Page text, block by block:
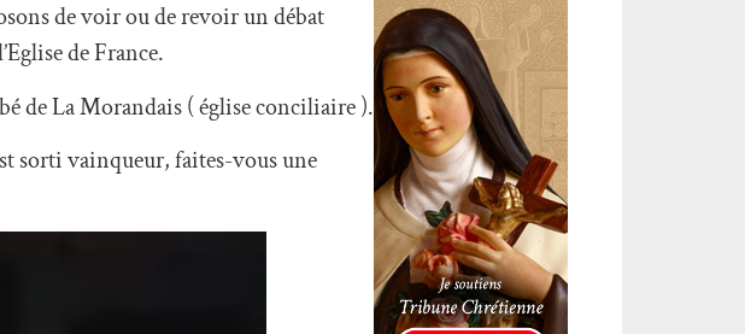
de voir ou de revoir un débat
de France.
de La Morandais ( église conciliaire ).
sorti vainqueur, faites-vous une